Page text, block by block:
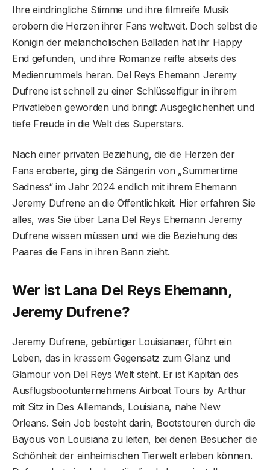
Ihre eindringliche Stimme und ihre filmreife Musik
erobern die Herzen ihrer Fans weltweit. Doch selbst die
Königin der melancholischen Balladen hat ihr Happy
End gefunden, und ihre Romanze reifte abseits des
Medienrummels heran. Del Reys Ehemann Jeremy
Dufrene ist schnell zu einer Schlüsselfigur in ihrem
Privatleben geworden und bringt Ausgeglichenheit und
tiefe Freude in die Welt des Superstars.
Nach einer privaten Beziehung, die die Herzen der
Fans eroberte, ging die Sängerin von „Summertime
Sadness“ im Jahr 2024 endlich mit ihrem Ehemann
Jeremy Dufrene an die Öffentlichkeit. Hier erfahren Sie
alles, was Sie über Lana Del Reys Ehemann Jeremy
Dufrene wissen müssen und wie die Beziehung des
Paares die Fans in ihren Bann zieht.
Wer ist Lana Del Reys Ehemann,
Jeremy Dufrene?
Jeremy Dufrene, gebürtiger Louisianaer, führt ein
Leben, das in krassem Gegensatz zum Glanz und
Glamour von Del Reys Welt steht. Er ist Kapitän des
Ausflugsbootunternehmens Airboat Tours by Arthur
mit Sitz in Des Allemands, Louisiana, nahe New
Orleans. Sein Job besteht darin, Bootstouren durch die
Bayous von Louisiana zu leiten, bei denen Besucher die
Schönheit der einheimischen Tierwelt erleben können.